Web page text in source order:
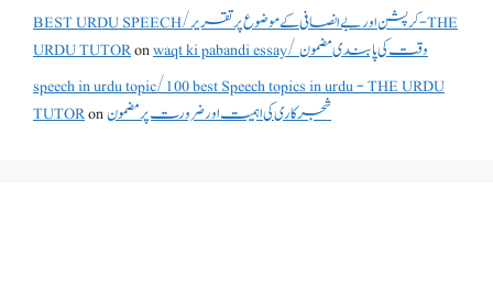
BEST URDU SPEECH/کرپشن اور بے انصافی کے موضوع پر تقریر - THE
URDU TUTORon
waqt ki pabandi essay/ وقت کی پابندی مضمون
speech in urdu topic/100 best Speech topics in urdu - THE URDU
TUTORonشجرکاری کی اہمیت اور ضرورت پر مضمون